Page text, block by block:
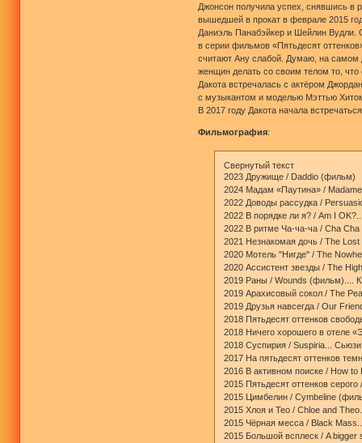
Джонсон получила успех, снявшись в
вышедшей в прокат в феврале 2015
Даниэль Панабэйкер и Шейлин Вудли.
в серии фильмов «Пятьдесят
считают Ану слабой. Думаю, на самом
женщин делать со своим телом то, что
Дакота встречалась с актёром
с музыкантом и моделью Мэттью
В 2017 году Дакота начала
Фильмография:
Свернутый текст
2023 Дружище / Daddio (фильм)
2024 Мадам «Паутина» /
2022 Доводы рассудка /
2022 В порядке ли я? / Am I
2022 В ритме Ча-ча-ча / Cha
2021 Незнакомая дочь / The
2020 Мотель "Нигде" / The
2020 Ассистент звезды / The
2019 Раны / Wounds (фильм)....
2019 Арахисовый сокол / The
2019 Друзья навсегда / Our
2018 Пятьдесят оттенков
2018 Ничего хорошего в отеле
2018 Суспирия / Suspiria...
2017 На пятьдесят оттенков
2016 В активном поиске / How
2015 Пятьдесят оттенков
2015 Цимбелин / Cymbeline
2015 Хлоя и Тео / Chloe and
2015 Чёрная месса / Black
2015 Большой всплеск / A